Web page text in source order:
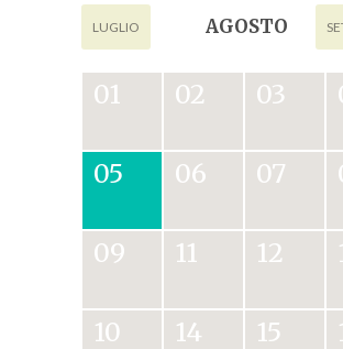
AGOSTO
LUGLIO
01 02 03
05 06 07
09 11 12
10 14 15